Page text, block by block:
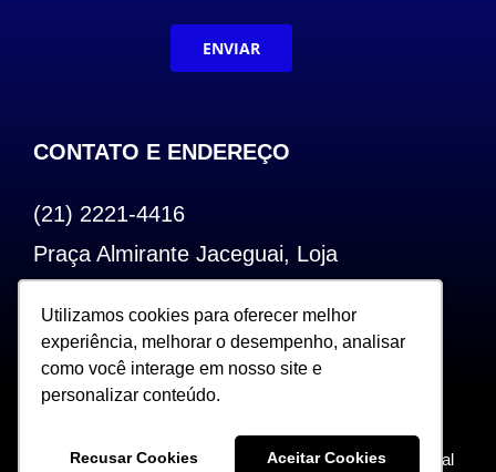
Utilizamos cookies para oferecer melhor
experiência, melhorar o desempenho, analisar
como você interage em nosso site e
personalizar conteúdo.
Recusar Cookies Aceitar Cookies
Utilizamos cookies para oferecer melhor
experiência, melhorar o desempenho, analisar
como você interage em nosso site e
personalizar conteúdo.
Recusar Cookies Aceitar Cookies
ENVIAR
CONTATO E ENDEREÇO
(21) 2221-4416
Praça Almirante Jaceguai, Loja
CEP: 20.240-000
Copyright 2022. Todos os Direitos Reservados |
Desenvolvido por Sceweb – Agência de Marketing Digital